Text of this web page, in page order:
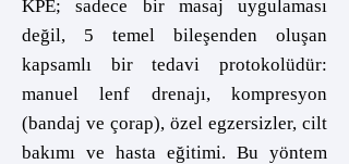
KPE; sadece bir masaj uygulaması
değil, 5 temel bileşenden oluşan
kapsamlı bir tedavi protokolüdür:
manuel lenf drenajı, kompresyon
(bandaj ve çorap), özel egzersizler, cilt
bakımı ve hasta eğitimi. Bu yöntem